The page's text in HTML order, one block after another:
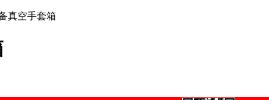
真空手套箱